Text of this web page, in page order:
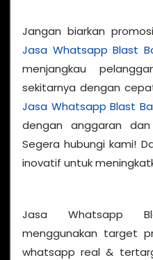
Jangan biarkan
Jasa Whatsapp Blast
menjangkau
sekitarnya dengan
Jasa Whatsapp Blast
dengan anggaran
Segera hubungi kami!
inovatif untuk
Jasa Whatsapp
menggunakan target
whatsapp real &